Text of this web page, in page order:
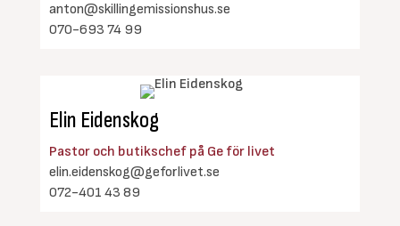
anton@skillingemissionshus.se
070-693 74 99
Elin Eidenskog
Pastor och butikschef på Ge för livet
elin.eidenskog@geforlivet.se
072-401 43 89